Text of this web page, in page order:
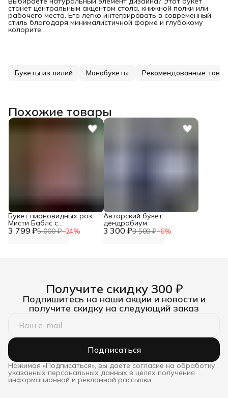
станет центральным акцентом стола, книжной полки или
рабочего места. Его легко интегрировать в современный
стиль благодаря минималистичной форме и глубокому
колорите.
Букеты из лилий Монобукеты Рекомендованные
Похожие товары
3 799 ₽5 000 ₽−24%
Букет пионовидных роз
Мисти Баблс с
эвкалиптом 3 300 ₽3 500 ₽−6%
Авторский букет
дендробиум
Получите скидку 300 ₽
Подпишитесь на наши акции и новости и
получите скидку на следующий заказ
Подписаться
Нажимая «Подписаться», вы даете согласие на обработку
указанных персональных данных в целях получения
информационной и рекламной рассылки